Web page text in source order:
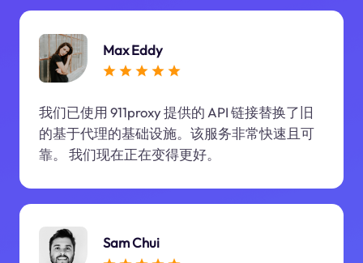
Max Eddy
我们已使用 911proxy 提供的 API 链接替换了旧
的基于代理的基础设施。该服务非常快速且可
靠。 我们现在正在变得更好。
Sam Chui